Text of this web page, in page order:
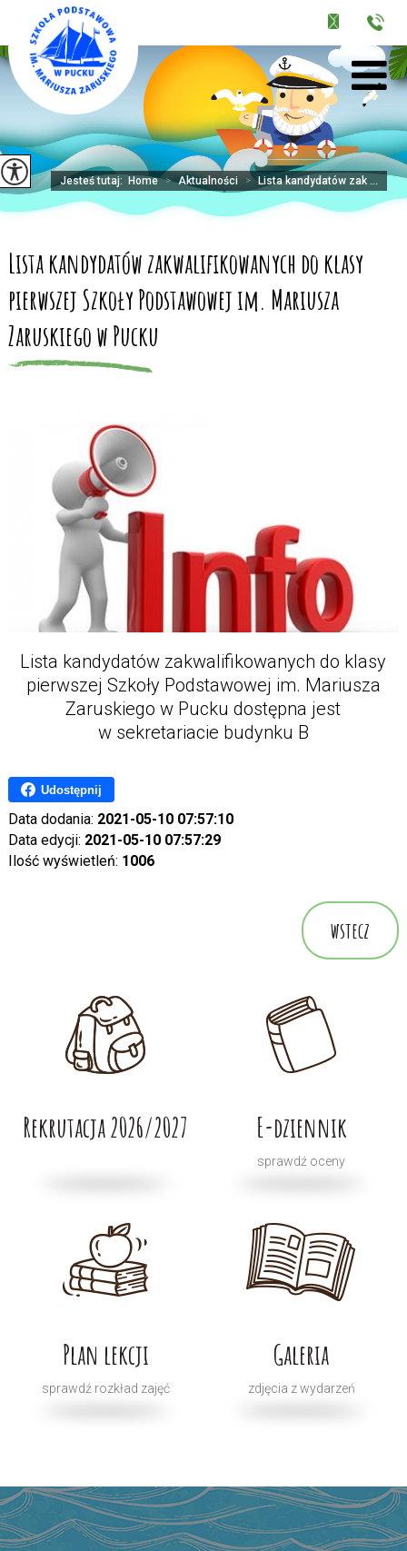
Jesteś tutaj: Home > Aktualności > Lista kandydatów zak ...
Lista kandydatów zakwalifikowanych do klasy
pierwszej Szkoły Podstawowej im. Mariusza
Zaruskiego w Pucku
Lista kandydatów zakwalifikowanych do klasy
pierwszej Szkoły Podstawowej im. Mariusza
Zaruskiego w Pucku dostępna jest
w sekretariacie budynku B
Udostępnij
Data dodania: 2021-05-10 07:57:10
Data edycji: 2021-05-10 07:57:29
Ilość wyświetleń: 1006
wstecz
Rekrutacja 2026/2027 E-dziennik
sprawdź oceny
Plan lekcji
sprawdź rozkład zajęć
Galeria
zdjęcia z wydarzeń